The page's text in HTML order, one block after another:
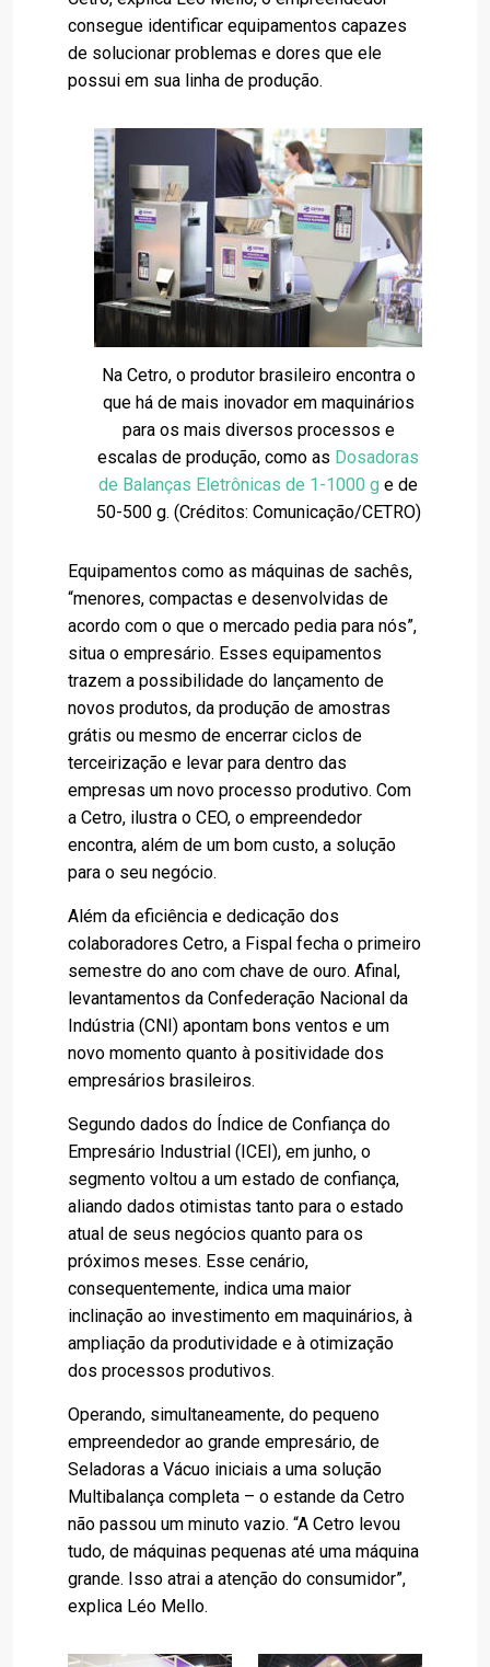
consegue identificar equipamentos capazes
de solucionar problemas e dores que ele
possui em sua linha de produção.
Na Cetro, o produtor brasileiro encontra o
que há de mais inovador em maquinários
para os mais diversos processos e
escalas de produção, como as Dosadoras
de Balanças Eletrônicas de 1-1000 g e de
50-500 g. (Créditos: Comunicação/CETRO)
Equipamentos como as máquinas de sachês,
“menores, compactas e desenvolvidas de
acordo com o que o mercado pedia para nós”,
situa o empresário. Esses equipamentos
trazem a possibilidade do lançamento de
novos produtos, da produção de amostras
grátis ou mesmo de encerrar ciclos de
terceirização e levar para dentro das
empresas um novo processo produtivo. Com
a Cetro, ilustra o CEO, o empreendedor
encontra, além de um bom custo, a solução
para o seu negócio.
Além da eficiência e dedicação dos
colaboradores Cetro, a Fispal fecha o primeiro
semestre do ano com chave de ouro. Afinal,
levantamentos da Confederação Nacional da
Indústria (CNI) apontam bons ventos e um
novo momento quanto à positividade dos
empresários brasileiros.
Segundo dados do Índice de Confiança do
Empresário Industrial (ICEI), em junho, o
segmento voltou a um estado de confiança,
aliando dados otimistas tanto para o estado
atual de seus negócios quanto para os
próximos meses. Esse cenário,
consequentemente, indica uma maior
inclinação ao investimento em maquinários, à
ampliação da produtividade e à otimização
dos processos produtivos.
Operando, simultaneamente, do pequeno
empreendedor ao grande empresário, de
Seladoras a Vácuo iniciais a uma solução
Multibalança completa – o estande da Cetro
não passou um minuto vazio. “A Cetro levou
tudo, de máquinas pequenas até uma máquina
grande. Isso atrai a atenção do consumidor”,
explica Léo Mello.